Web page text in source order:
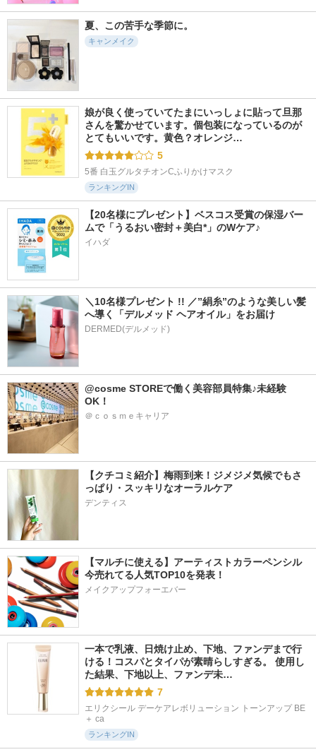
夏、この苦手な季節に。
キャンメイク
娘が良く使っていてたまにいっしょに貼って旦那
さんを驚かせています。個包装になっているのが
とてもいいです。黄色？オレンジ…
5
5番 白玉グルタチオンCふりかけマスク
ランキングIN
【20名様にプレゼント】ベスコス受賞の保湿バー
ムで「うるおい密封＋美白*」のWケア♪
イハダ
＼10名様プレゼント !! ／”絹糸”のような美しい髪
へ導く「デルメッド ヘアオイル」をお届け
DERMED(デルメッド)
@cosme STOREで働く美容部員特集♪未経験
OK！
＠ｃｏｓｍｅキャリア
【クチコミ紹介】梅雨到来！ジメジメ気候でもさ
っぱり・スッキリなオーラルケア
デンティス
【マルチに使える】アーティストカラーペンシル
今売れてる人気TOP10を発表！
メイクアップフォーエバー
一本で乳液、日焼け止め、下地、ファンデまで行
ける！コスパとタイパが素晴らしすぎる。 使用し
た結果、下地以上、ファンデ未…
7
エリクシール デーケアレボリューション トーンアップ BE
＋ ca
ランキングIN